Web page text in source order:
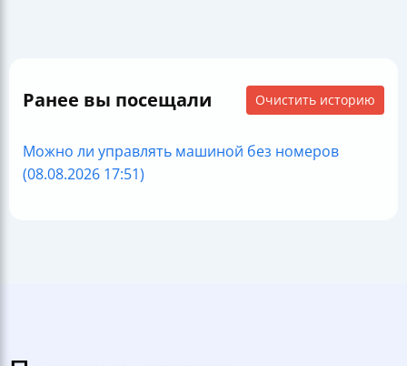
Ранее вы посещали Очистить историю
Можно ли управлять машиной без номеров
(08.08.2026 17:51)